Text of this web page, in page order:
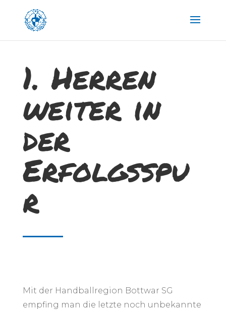
1. Herren
weiter in
der
Erfolgsspu
r
Mit der Handballregion Bottwar SG
empfing man die letzte noch unbekannte